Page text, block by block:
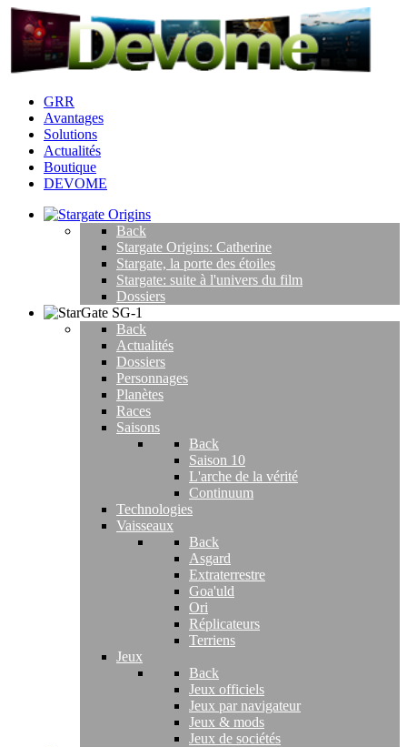
GRR
Avantages
Solutions
Actualités
Boutique
DEVOME
Back
Stargate Origins: Catherine
Stargate, la porte des étoiles
Stargate: suite à l'univers du film
Dossiers
Back
Actualités
Dossiers
Personnages
Planètes
Races
Saisons
Back
Saison 10
L'arche de la vérité
Continuum
Technologies
Vaisseaux
Back
Asgard
Extraterrestre
Goa'uld
Ori
Réplicateurs
Terriens
Jeux
Back
Jeux officiels
Jeux par navigateur
Jeux & mods
Jeux de sociétés